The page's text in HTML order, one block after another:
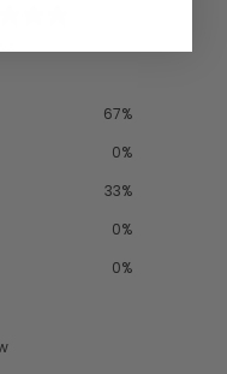
67%
0%
33%
0%
0%